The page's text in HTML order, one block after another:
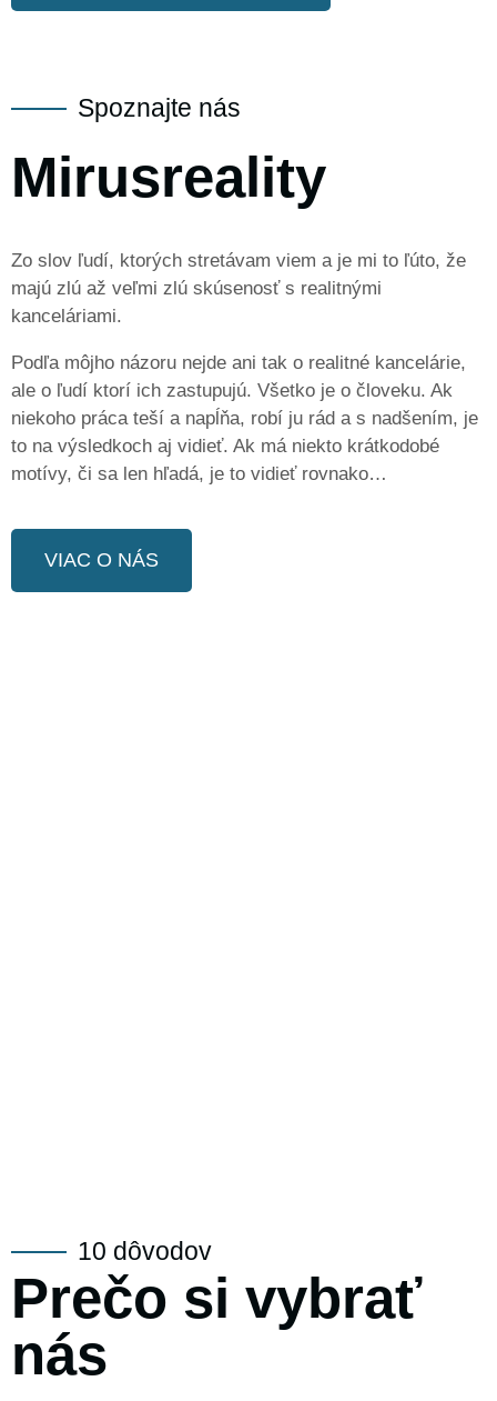
Spoznajte nás
Mirusreality
Zo slov ľudí, ktorých stretávam viem a je mi to ľúto, že
majú zlú až veľmi zlú skúsenosť s realitnými
kanceláriami.
Podľa môjho názoru nejde ani tak o realitné kancelárie,
ale o ľudí ktorí ich zastupujú. Všetko je o človeku. Ak
niekoho práca teší a napĺňa, robí ju rád a s nadšením, je
to na výsledkoch aj vidieť. Ak má niekto krátkodobé
motívy, či sa len hľadá, je to vidieť rovnako…
VIAC O NÁS
10 dôvodov
Prečo si vybrať
nás